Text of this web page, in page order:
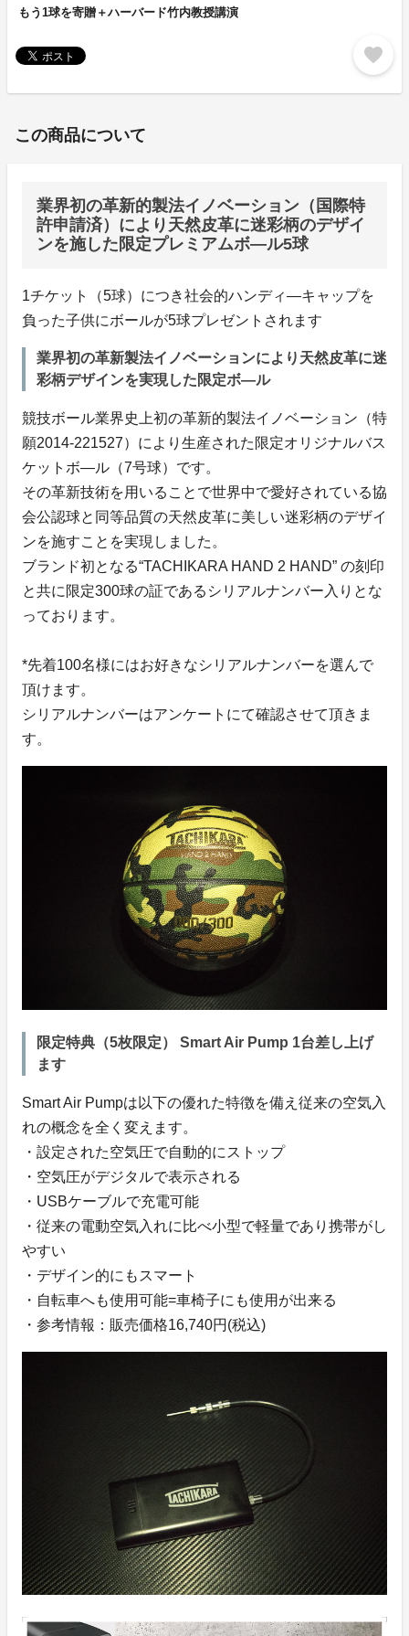
もう1球を寄贈＋ハーバード竹内教授講演
favorite
この商品について
業界初の革新的製法イノベーション（国際特
許申請済）により天然皮革に迷彩柄のデザイ
ンを施した限定プレミアムボ―ル5球
1チケット（5球）につき社会的ハンディ―キャップを
負った子供にボールが5球プレゼントされます
業界初の革新製法イノベーションにより天然皮革に迷
彩柄デザインを実現した限定ボ―ル
競技ボール業界史上初の革新的製法イノベーション（特
願2014-221527）により生産された限定オリジナルバス
ケットボ―ル（7号球）です。
その革新技術を用いることで世界中で愛好されている協
会公認球と同等品質の天然皮革に美しい迷彩柄のデザイ
ンを施すことを実現しました。
ブランド初となる“TACHIKARA HAND 2 HAND” の刻印
と共に限定300球の証であるシリアルナンバー入りとな
っております。
*先着100名様にはお好きなシリアルナンバーを選んで
頂けます。
シリアルナンバーはアンケートにて確認させて頂きま
す。
限定特典（5枚限定） Smart Air Pump 1台差し上げ
ます
Smart Air Pumpは以下の優れた特徴を備え従来の空気入
れの概念を全く変えます。
・設定された空気圧で自動的にストップ
・空気圧がデジタルで表示される
・USBケーブルで充電可能
・従来の電動空気入れに比べ小型で軽量であり携帯がし
やすい
・デザイン的にもスマート
・自転車へも使用可能=車椅子にも使用が出来る
・参考情報：販売価格16,740円(税込)